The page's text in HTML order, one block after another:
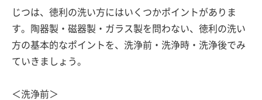
じつは、徳利の洗い方にはいくつかポイントがありま
す。陶器製・磁器製・ガラス製を問わない、徳利の洗い
方の基本的なポイントを、洗浄前・洗浄時・洗浄後でみ
ていきましょう。
＜洗浄前＞